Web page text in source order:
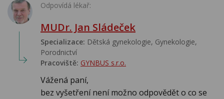
Odpovídá lékař:
MUDr. Jan Sládeček
Specializace: Dětská gynekologie, Gynekologie,
Porodnictví
Pracoviště: GYNBUS s.r.o.
Vážená paní,
bez vyšetření není možno odpovědět o co se